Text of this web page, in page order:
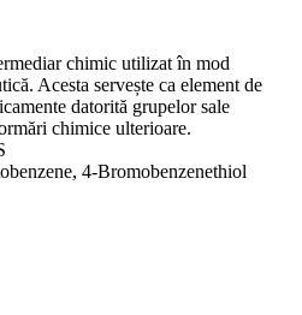
chimic utilizat în mod
Acesta servește ca element de
datorită grupelor sale
chimice ulterioare.
4-Bromobenzenethiol